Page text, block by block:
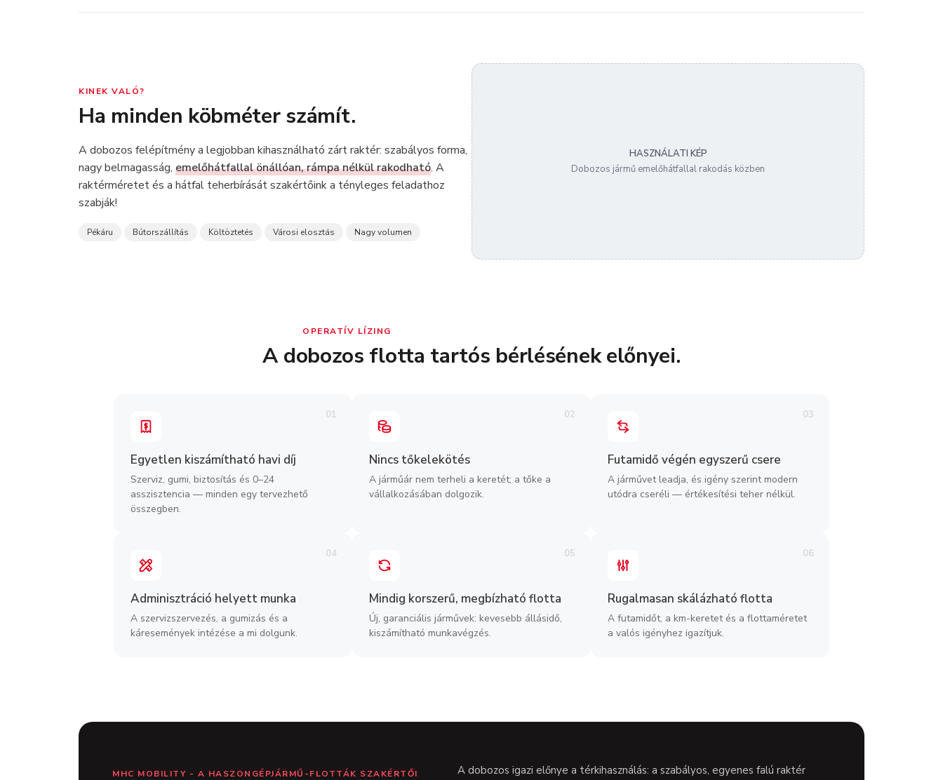
KINEK VALÓ?
Ha minden köbméter számít.
A dobozos felépítmény a legjobban kihasználható zárt raktér: szabályos forma,
nagy belmagasság, emelőhátfallal önállóan, rámpa nélkül rakodható. A
raktérméretet és a hátfal teherbírását szakértőink a tényleges feladathoz
szabják!
Pékáru Bútorszállítás Költöztetés Városi elosztás Nagy volumen
HASZNÁLATI KÉP
Dobozos jármű emelőhátfallal rakodás közben
OPERATÍV LÍZING
A dobozos flotta tartós bérlésének előnyei.
01
Egyetlen kiszámítható havi díj
Szerviz, gumi, biztosítás és 0–24
asszisztencia — minden egy tervezhető
összegben.
02
Nincs tőkelekötés
A járműár nem terheli a keretét; a tőke a
vállalkozásában dolgozik.
03
Futamidő végén egyszerű csere
A járművet leadja, és igény szerint modern
utódra cseréli — értékesítési teher nélkül.
04
Adminisztráció helyett munka
A szervizszervezés, a gumizás és a
káresemények intézése a mi dolgunk.
05
Mindig korszerű, megbízható flotta
Új, garanciális járművek: kevesebb állásidő,
kiszámítható munkavégzés.
06
Rugalmasan skálázható flotta
A futamidőt, a km-keretet és a flottaméretet
a valós igényhez igazítjuk.
MHC MOBILITY - A HASZONGÉPJÁRMŰ-FLOTTÁK SZAKÉRTŐI
A dobozos igazi előnye a térkihasználás: a szabályos, egyenes falú raktér